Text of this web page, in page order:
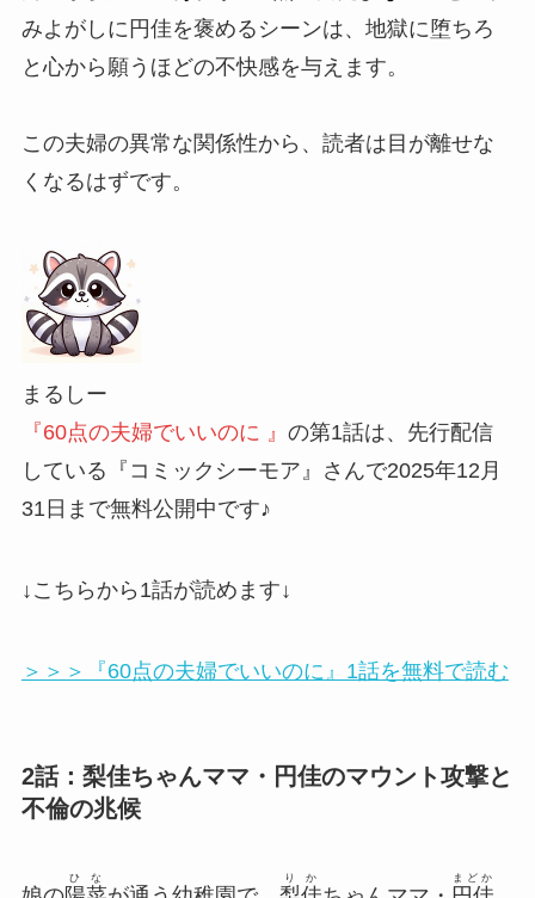
みよがしに円佳を褒めるシーンは、地獄に堕ちろ
と心から願うほどの不快感を与えます。
この夫婦の異常な関係性から、読者は目が離せな
くなるはずです。
まるしー
『60点の夫婦でいいのに 』 の第1話は、先行配信
している『コミックシーモア』さんで2025年12月
31日まで無料公開中です♪
↓こちらから1話が読めます↓
＞＞＞『60点の夫婦でいいのに』1話を無料で読む
2話：梨佳ちゃんママ・円佳のマウント攻撃と
不倫の兆候
ひな りか まどか